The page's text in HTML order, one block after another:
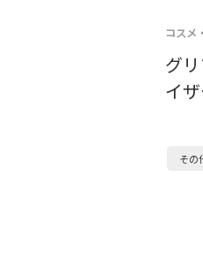
コスメ
グ
イ
その